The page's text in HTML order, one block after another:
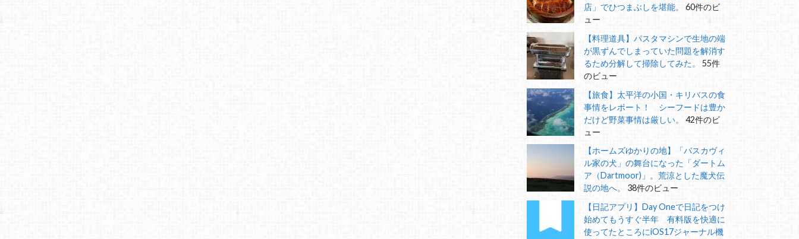
店」でひつまぶしを堪能。
60件のビ
ュー
【料理道具】パスタマシンで生地の端
が黒ずんでしまっていた問題を解消す
るため分解して掃除してみた。
55件
のビュー
【旅食】太平洋の小国・キリバスの食
事情をレポート！ シーフードは豊か
だけど野菜事情は厳しい。
42件のビ
ュー
【ホームズゆかりの地】「バスカヴィ
ル家の犬」の舞台になった「ダートム
ア（Dartmoor)」。荒涼とした魔犬伝
説の地へ。
38件のビュー
【日記アプリ】Day Oneで日記をつけ
始めてもうすぐ半年 有料版を快適に
使ってたところにiOS17ジャーナル機